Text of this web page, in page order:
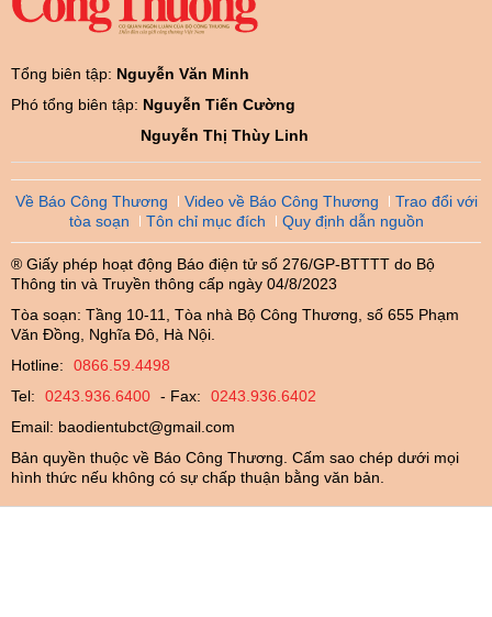
Tổng biên tập: Nguyễn Văn Minh
Phó tổng biên tập: Nguyễn Tiến Cường
Nguyễn Thị Thùy Linh
Về Báo Công Thương Video về Báo Công Thương
Trao đổi với
tòa soạn
Tôn chỉ mục đích Quy định dẫn nguồn
® Giấy phép hoạt động Báo điện tử số 276/GP-BTTTT do Bộ
Thông tin và Truyền thông cấp ngày 04/8/2023
Tòa soạn: Tầng 10-11, Tòa nhà Bộ Công Thương, số 655 Phạm
Văn Đồng, Nghĩa Đô, Hà Nội.
Hotline:
0866.59.4498
Tel:
0243.936.6400 - Fax:
0243.936.6402
Email: baodientubct@gmail.com
Bản quyền thuộc về Báo Công Thương. Cấm sao chép dưới mọi
hình thức nếu không có sự chấp thuận bằng văn bản.